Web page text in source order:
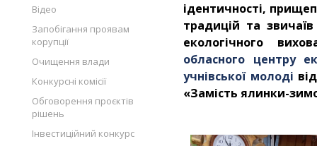
Відео
Запобігання проявам
корупції
Очищення влади
Конкурсні комісії
Обговорення проєктів
рішень
Інвестиційний конкурс
ідентичності,
традицій та звичаїв
екологічного
обласного центру
учнівської молоді
«Замість ялинки-